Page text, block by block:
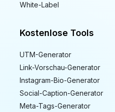
White-Label
Kostenlose Tools
UTM-Generator
Link-Vorschau-Generator
Instagram-Bio-Generator
Social-Caption-Generator
Meta-Tags-Generator